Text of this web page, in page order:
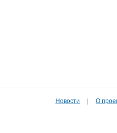
Новости О